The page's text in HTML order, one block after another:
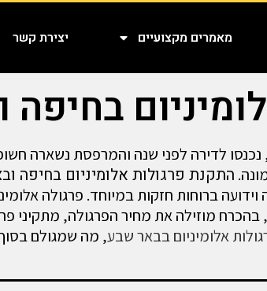
מאמרים מקצועיים יצירת קשר
בחיפה
נכנסו לדירה לפני שנה והמרפסת נשארה
התקנת פרגולות אלומיניום בחיפה
ברוחות חזקות במיוחד. פרגולה
מוזילה את מחיר הפרגולה, מתקיני
אלומיניום בבאר שבע, מה שמגולם